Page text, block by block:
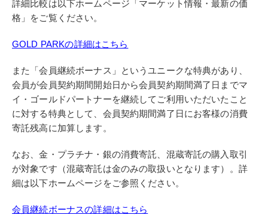
詳細比較は以下ホームページ「マーケット情報・最新の価
格」をご覧ください。
GOLD PARKの詳細はこちら
また「会員継続ボーナス」というユニークな特典があり、
会員が会員契約期間開始日から会員契約期間満了日までマ
イ・ゴールドパートナーを継続してご利用いただいたこと
に対する特典として、会員契約期間満了日にお客様の消費
寄託残高に加算します。
なお、金・プラチナ・銀の消費寄託、混蔵寄託の購入取引
が対象です（混蔵寄託は金のみの取扱いとなります）。詳
細は以下ホームページをご参照ください。
会員継続ボーナスの詳細はこちら